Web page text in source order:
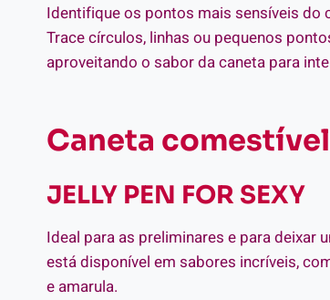
Identifique os pontos mais sensíveis do
Trace círculos, linhas ou pequenos
aproveitando o sabor da caneta para
Caneta
JELLY PEN FOR SEXY
Ideal para as preliminares e para deixar
está disponível em sabores incríveis,
e amarula.